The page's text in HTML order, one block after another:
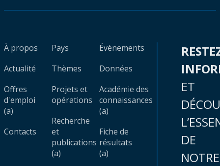
À propos
Actualité
Offres
d'emploi
(a)
Contacts
Pays
Thèmes
Projets et
opérations
Recherche
et
publications
(a)
Évènements
Données
Académie des
connaissances
(a)
Fiche de
résultats
(a)
ET
DE
NOTRE